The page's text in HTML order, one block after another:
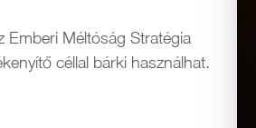
Emberi Méltóság Stratégia
céllal bárki használhat.